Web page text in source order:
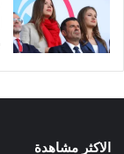
الاكثر مشاهدة